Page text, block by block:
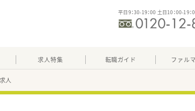
平日9：30-19：00 土日10：00-19：
求人特集 転職ガイド ファル
人